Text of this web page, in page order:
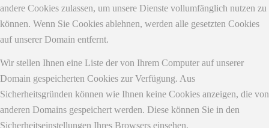
andere Cookies zulassen, um unsere Dienste vollumfänglich nutzen zu
können. Wenn Sie Cookies ablehnen, werden alle gesetzten Cookies
auf unserer Domain entfernt.
Wir stellen Ihnen eine Liste der von Ihrem Computer auf unserer
Domain gespeicherten Cookies zur Verfügung. Aus
Sicherheitsgründen können wie Ihnen keine Cookies anzeigen, die von
anderen Domains gespeichert werden. Diese können Sie in den
Sicherheitseinstellungen Ihres Browsers einsehen.